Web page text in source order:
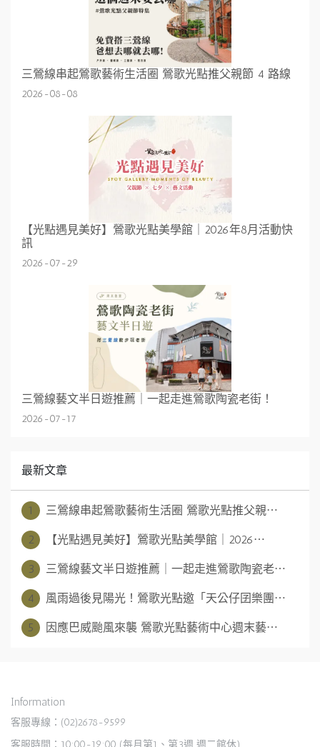
三鶯線串起鶯歌藝術生活圈 鶯歌光點推父親節 4 路線
2026-08-08
【光點遇見美好】鶯歌光點美學館｜2026年8月活動快
訊
2026-07-29
三鶯線藝文半日遊推薦｜一起走進鶯歌陶瓷老街！
2026-07-17
最新文章
1 三鶯線串起鶯歌藝術生活圈 鶯歌光點推父親⋯
2 【光點遇見美好】鶯歌光點美學館｜2026⋯
3 三鶯線藝文半日遊推薦｜一起走進鶯歌陶瓷老⋯
4 風雨過後見陽光！鶯歌光點邀「天公仔囝樂團⋯
5 因應巴威颱風來襲 鶯歌光點藝術中心週末藝⋯
Information
客服專線：(02)2678-9599
客服時間：10:00-19:00 (每月第1、第3週 週二館休)